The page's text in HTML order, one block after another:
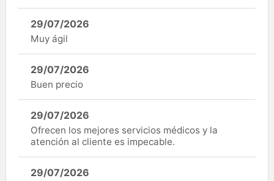
29/07/2026
Muy ágil
29/07/2026
Buen precio
29/07/2026
Ofrecen los mejores servicios médicos y la
atención al cliente es impecable.
29/07/2026